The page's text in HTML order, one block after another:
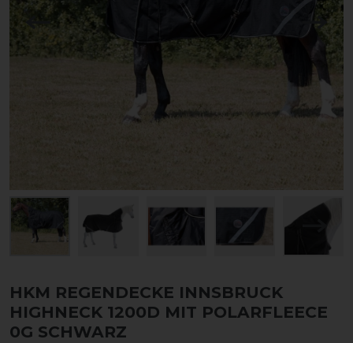
HKM REGENDECKE INNSBRUCK
HIGHNECK 1200D MIT POLARFLEECE
0G SCHWARZ